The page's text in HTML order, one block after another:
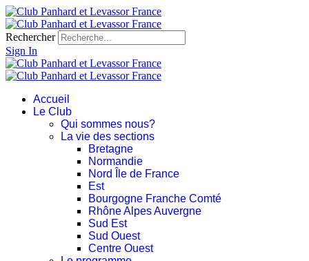
Rechercher
Sign In
Accueil
Le Club
Qui sommes nous?
La vie des sections
Bretagne
Normandie
Nord Île de France
Est
Bourgogne Franche Comté
Rhône Alpes Auvergne
Sud Est
Sud Ouest
Centre Ouest